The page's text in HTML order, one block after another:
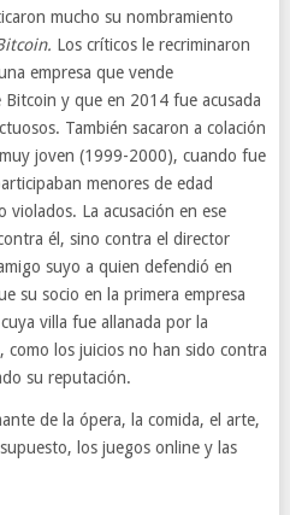
mucho su nombramiento
Los críticos le recriminaron
empresa que vende
y que en 2014 fue acusada
También sacaron a colación
joven (1999-2000), cuando fue
menores de edad
violados. La acusación en ese
él, sino contra el director
suyo a quien defendió en
su socio en la primera empresa
villa fue allanada por la
los juicios no han sido contra
su reputación.
de la ópera, la comida, el arte,
los juegos online y las